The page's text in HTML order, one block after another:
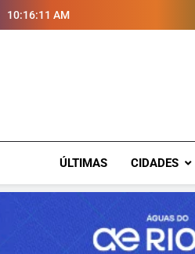
10:16:13 AM
ÚLTIMAS CIDADES